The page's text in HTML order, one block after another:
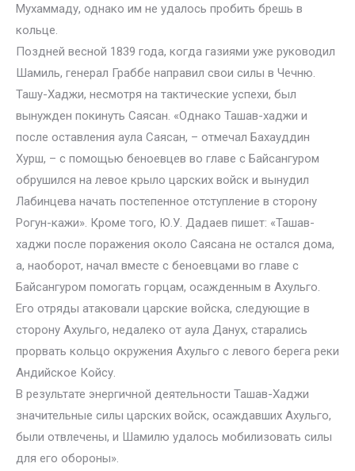
Мухаммаду, однако им не удалось пробить брешь в
кольце.
Поздней весной 1839 года, когда газиями уже руководил
Шамиль, генерал Граббе направил свои силы в Чечню.
Ташу-Хаджи, несмотря на тактические успехи, был
вынужден покинуть Саясан. «Однако Ташав-хаджи и
после оставления аула Саясан, – отмечал Бахауддин
Хурш, – с помощью беноевцев во главе с Байсангуром
обрушился на левое крыло царских войск и вынудил
Лабинцева начать постепенное отступление в сторону
Рогун-кажи». Кроме того, Ю.У. Дадаев пишет: «Ташав-
хаджи после поражения около Саясана не остался дома,
а, наоборот, начал вместе с беноевцами во главе с
Байсангуром помогать горцам, осажденным в Ахульго.
Его отряды атаковали царские войска, следующие в
сторону Ахульго, недалеко от аула Данух, старались
прорвать кольцо окружения Ахульго с левого берега реки
Андийское Койсу.
В результате энергичной деятельности Ташав-Хаджи
значительные силы царских войск, осаждавших Ахульго,
были отвлечены, и Шамилю удалось мобилизовать силы
для его обороны».